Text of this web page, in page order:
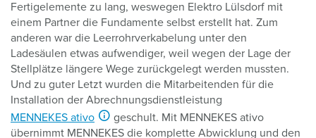
Fertigelemente zu lang, weswegen Elektro Lülsdorf mit
einem Partner die Fundamente selbst erstellt hat. Zum
anderen war die Leerrohrverkabelung unter den
Ladesäulen etwas aufwendiger, weil wegen der Lage der
Stellplätze längere Wege zurückgelegt werden mussten.
Und zu guter Letzt wurden die Mitarbeitenden für die
Installation der Abrechnungsdienstleistung
MENNEKES ativo
geschult. Mit MENNEKES ativo
übernimmt MENNEKES die komplette Abwicklung und den